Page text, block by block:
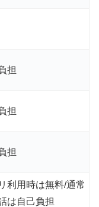
担
担
担
利用時は無料/通常
は自己負担